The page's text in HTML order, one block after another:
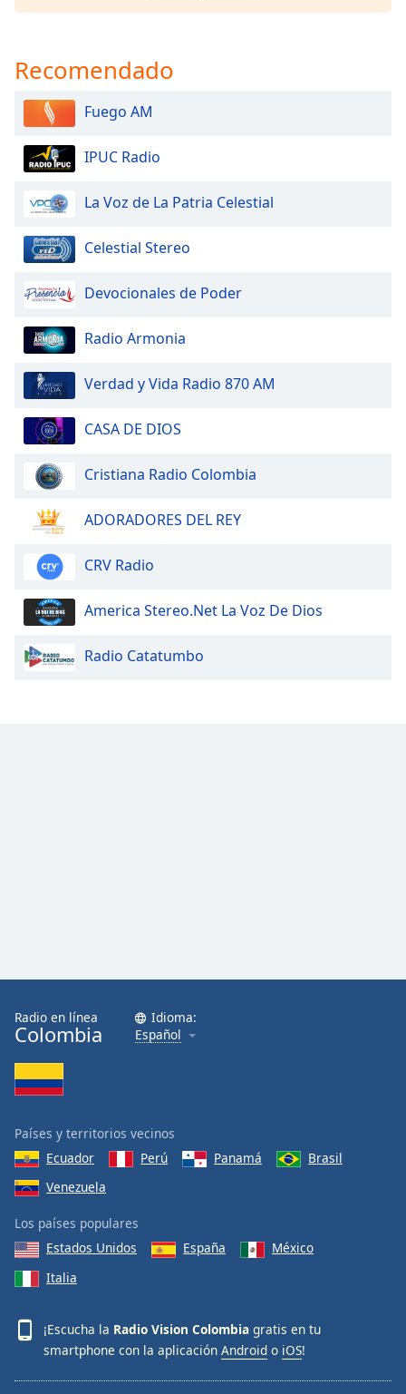
Color
Opacity
Text
Background
Color
Opacity
Caption
Area
Background
Color
Opacity
Edge
Font
Family
Reset
Recomendado
Fuego AM
IPUC Radio
La Voz de La Patria Celestial
Celestial Stereo
Devocionales de Poder
Radio Armonia
Verdad y Vida Radio 870 AM
CASA DE DIOS
Cristiana Radio Colombia
ADORADORES DEL REY
CRV Radio
America Stereo.Net La Voz De Dios
Radio Catatumbo
Radio en línea
Colombia
Idioma:
Español
Países y territorios vecinos
Ecuador
Perú Panamá
Brasil
Venezuela
Los países populares
Estados Unidos
España
México
Italia
¡Escucha la Radio Vision Colombia gratis en tu
smartphone con la aplicación Android o iOS!